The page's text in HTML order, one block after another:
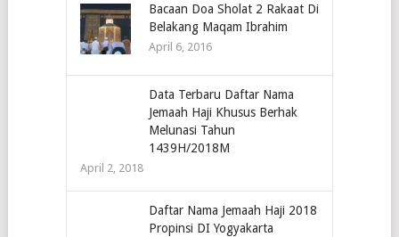
Bacaan Doa Sholat 2 Rakaat Di
Belakang Maqam Ibrahim
April 6, 2016
Data Terbaru Daftar Nama
Jemaah Haji Khusus Berhak
Melunasi Tahun
1439H/2018M
April 2, 2018
Daftar Nama Jemaah Haji 2018
Propinsi DI Yogyakarta